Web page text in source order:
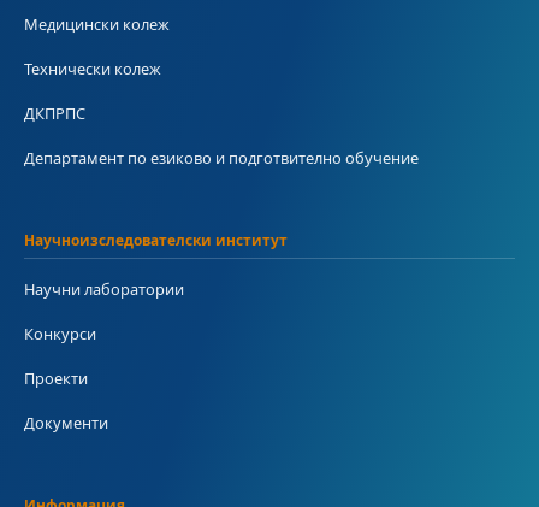
Медицински колеж
Технически колеж
ДКПРПС
Департамент по езиково и подготвително обучение
Научноизследователски институт
Научни лаборатории
Конкурси
Проекти
Документи